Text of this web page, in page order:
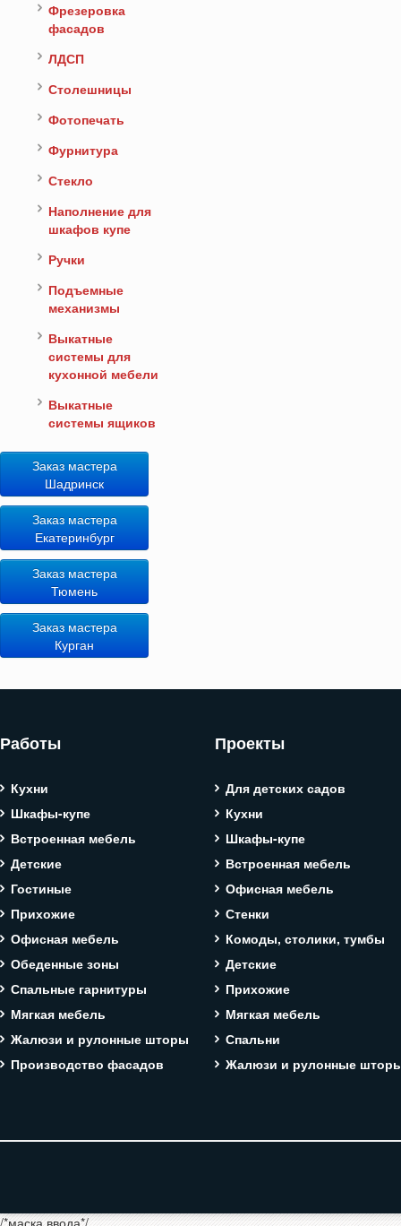
Фрезеровка
фасадов
ЛДСП
Столешницы
Фотопечать
Фурнитура
Стекло
Наполнение для
шкафов купе
Ручки
Подъемные
механизмы
Выкатные
системы для
кухонной мебели
Выкатные
системы ящиков
Заказ мастера
Шадринск
Заказ мастера
Екатеринбург
Заказ мастера
Тюмень
Заказ мастера
Курган
Работы
Кухни
Шкафы-купе
Встроенная мебель
Детские
Гостиные
Прихожие
Офисная мебель
Обеденные зоны
Спальные гарнитуры
Мягкая мебель
Жалюзи и рулонные шторы
Производство фасадов
Проекты
Для детских садов
Кухни
Шкафы-купе
Встроенная мебель
Офисная мебель
Стенки
Комоды, столики, тумбы
Детские
Прихожие
Мягкая мебель
Спальни
Жалюзи и рулонные
/*маска ввода*/